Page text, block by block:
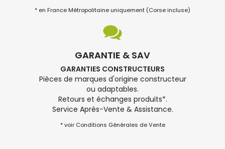
* en France Métropolitaine uniquement (Corse incluse)
GARANTIE & SAV
GARANTIES CONSTRUCTEURS
Pièces de marques d'origine constructeur
ou adaptables.
Retours et échanges produits*.
Service Après-Vente & Assistance.
* voir Conditions Générales de Vente